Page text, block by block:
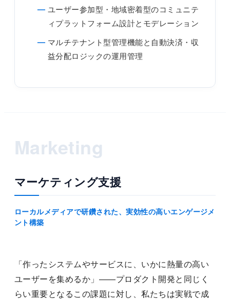
ユーザー参加型・地域密着型のコミュニテ
ィプラットフォーム設計とモデレーション
マルチテナント型管理機能と自動決済・収
益分配ロジックの運用管理
Marketing
マーケティング支援
ローカルメディアで研鑽された、実効性の高いエンゲージメ
ント構築
「作ったシステムやサービスに、いかに熱量の高い
ユーザーを集めるか」——プロダクト開発と同じく
らい重要となるこの課題に対し、私たちは実戦で成